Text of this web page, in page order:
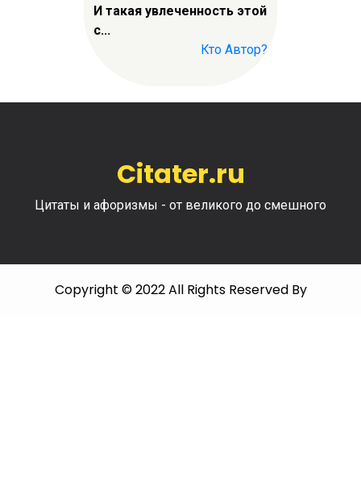
И такая увлеченность этой
с...
Кто Автор?
Citater.ru
Цитаты и афоризмы - от великого до смешного
Copyright © 2022 All Rights Reserved By